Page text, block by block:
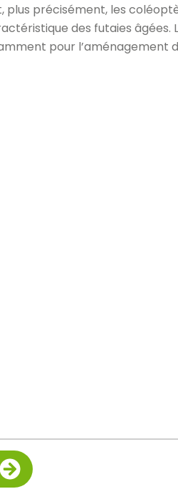
plus précisément, les
des futaies âgées.
pour l’aménagement